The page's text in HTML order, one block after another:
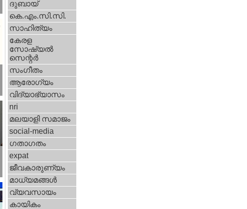
ദുബായ്‌
കെ.എം.സി.സി.
സാഹിത്യം
കേരള
സോഷ്യല്‍
സെന്റര്‍
സംഗീതം
ആരോഗ്യം
വിദ്യാഭ്യാസം
nri
മലയാളി സമാജം
social-media
ഗതാഗതം
expat
ജീവകാരുണ്യം
മാധ്യമങ്ങള്‍
വ്യവസായം
കായികം